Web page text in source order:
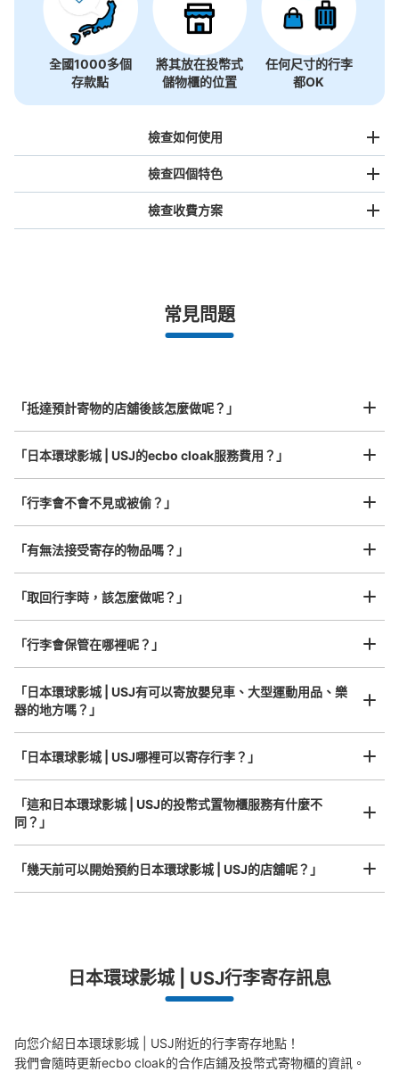
从JR ゆめ咲線ユニバーサルシティ駅站步行5分钟。
本日營業時間 :09:00 〜22:00
ウエストロッカー パークに向かって右側にある。 バスの
りばの方から入るゲートにある。 両替機あり。 利用時間
はパーククローズ時間まで。日にちによって違うため、ホ
ームページなどで確認必要
可保管的行李數
中等的:372/ ¥1000
ユニバーサルスタジオジャパン会場外コイ
ンロッカー③
開園時間が違うため、ホームページの確認必要
全國1000多個
存款點
將其放在投幣式
儲物櫃的位置
任何尺寸的行李
都OK
檢查如何使用
事先用手機預約
指定的日期和時間
工作人員拍完行李照片後
放下行李，愉快度過一整天！
檢查四個特色
全國有1,000家以上合作店鋪
我們與許多地點方便的車站內店舖以及24小時營業的店鋪合作。
任何尺寸的行李都OK
樂器、嬰兒車、腳踏車等，只要是1個人能搬運的行李尺寸就OK
檢查收費方案
最長邊未滿45cm的行李（小型背包、手提包、手提行李
¥800/日
常見問題
「抵達預計寄物的店舖後該怎麼做呢？」
「日本環球影城 | USJ的ecbo cloak服務費用？」
「行李會不會不見或被偷？」
「有無法接受寄存的物品嗎？」
「取回行李時，該怎麼做呢？」
「行李會保管在哪裡呢？」
「日本環球影城 | USJ有可以寄放嬰兒車、大型運動用品、樂
器的地方嗎？」
「日本環球影城 | USJ哪裡可以寄存行李？」
「這和日本環球影城 | USJ的投幣式置物櫃服務有什麼不
同？」
「幾天前可以開始預約日本環球影城 | USJ的店舖呢？」
日本環球影城 | USJ行李寄存訊息
向您介紹日本環球影城 | USJ附近的行李寄存地點！
我們會隨時更新ecbo cloak的合作店鋪及投幣式寄物櫃的資訊。